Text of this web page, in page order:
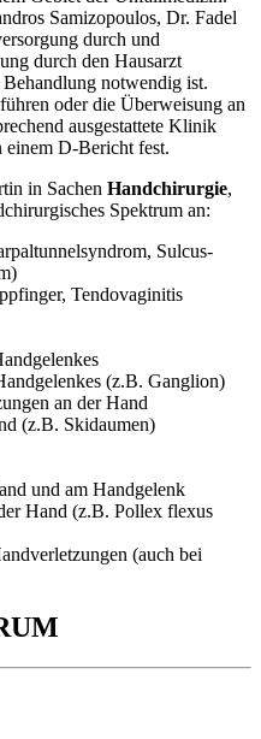
Samizopoulos, Dr. Fadel
durch und
durch den Hausarzt
notwendig ist.
oder die Überweisung an
ausgestattete Klinik
einem D-Bericht fest.
in Sachen Handchirurgie,
Spektrum an:
Sulcus-
Tendovaginitis
(z.B. Ganglion)
an der Hand
(z.B. Skidaumen)
und am Handgelenk
Hand (z.B. Pollex flexus
(auch bei